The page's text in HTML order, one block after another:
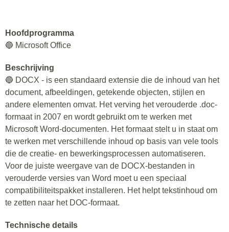
Hoofdprogramma
🔵 Microsoft Office
Beschrijving
🔵 DOCX - is een standaard extensie die de inhoud van het
document, afbeeldingen, getekende objecten, stijlen en
andere elementen omvat. Het verving het verouderde .doc-
formaat in 2007 en wordt gebruikt om te werken met
Microsoft Word-documenten. Het formaat stelt u in staat om
te werken met verschillende inhoud op basis van vele tools
die de creatie- en bewerkingsprocessen automatiseren.
Voor de juiste weergave van de DOCX-bestanden in
verouderde versies van Word moet u een speciaal
compatibiliteitspakket installeren. Het helpt tekstinhoud om
te zetten naar het DOC-formaat.
Technische details